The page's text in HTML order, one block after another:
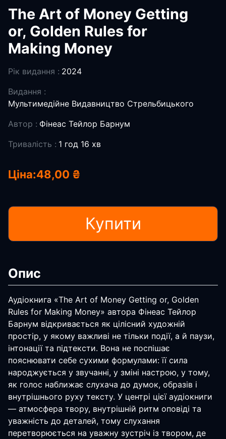
The Art of Money Getting
or, Golden Rules for
Making Money
Рік видання : 2024
Видання :
Мультимедійне Видавництво Стрельбицького
Автор : Фінеас Тейлор Барнум
Тривалість : 1 год 16 хв
Ціна:48,00 ₴
Купити
Опис
Аудіокнига «The Art of Money Getting or, Golden
Rules for Making Money» автора Фінеас Тейлор
Барнум відкривається як цілісний художній
простір, у якому важливі не тільки події, а й паузи,
інтонації та підтексти. Вона не поспішає
пояснювати себе сухими формулами: її сила
народжується у звучанні, у зміні настрою, у тому,
як голос наближає слухача до думок, образів і
внутрішнього руху тексту. У центрі цієї аудіокниги
— атмосфера твору, внутрішній ритм оповіді та
уважність до деталей, тому слухання
перетворюється на уважну зустріч із твором, де